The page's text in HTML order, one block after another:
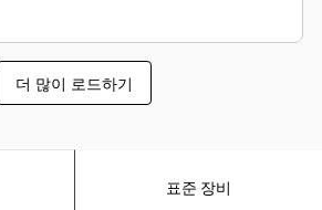
더 많이 로드하기
표준 장비